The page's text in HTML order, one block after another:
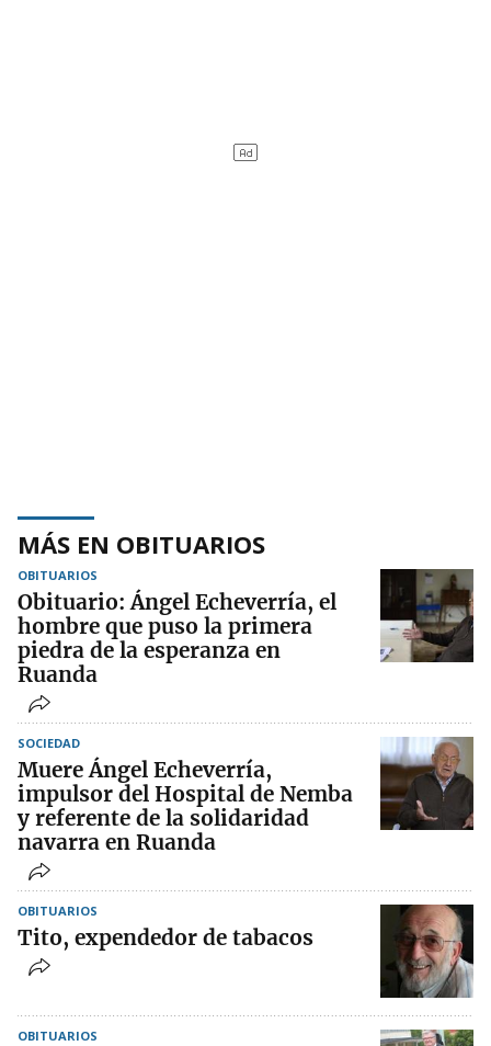
MÁS EN OBITUARIOS
OBITUARIOS
Obituario: Ángel Echeverría, el
hombre que puso la primera
piedra de la esperanza en
Ruanda
SOCIEDAD
Muere Ángel Echeverría,
impulsor del Hospital de Nemba
y referente de la solidaridad
navarra en Ruanda
OBITUARIOS
Tito, expendedor de tabacos
OBITUARIOS